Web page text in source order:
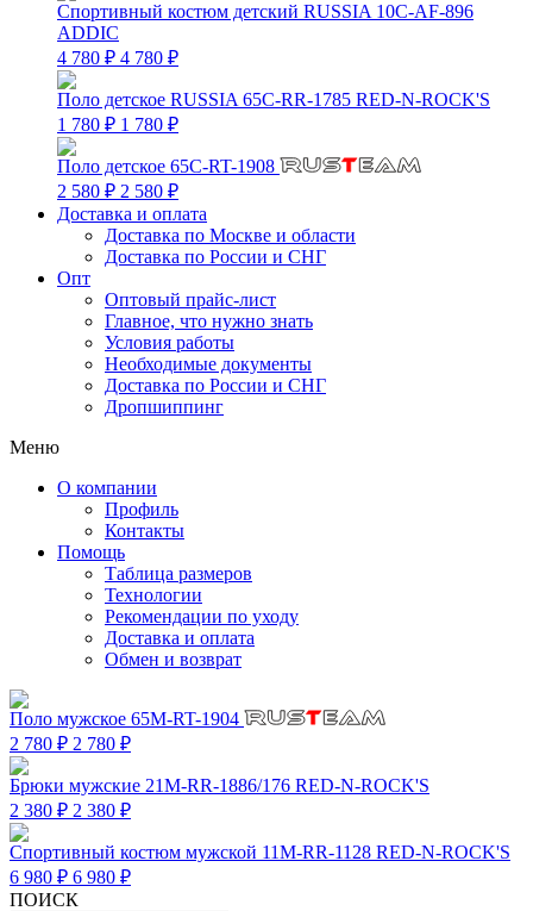
Спортивный костюм детский RUSSIA 10C-AF-896
ADDIC
4 780 ₽ 4 780 ₽
Поло детское RUSSIA 65C-RR-1785 RED-N-ROCK'S
1 780 ₽ 1 780 ₽
Поло детское 65C-RT-1908
2 580 ₽ 2 580 ₽
Доставка и оплата
Доставка по Москве и области
Доставка по России и СНГ
Опт
Оптовый прайс-лист
Главное, что нужно знать
Условия работы
Необходимые документы
Доставка по России и СНГ
Дропшиппинг
Меню
О компании
Профиль
Контакты
Помощь
Таблица размеров
Технологии
Рекомендации по уходу
Доставка и оплата
Обмен и возврат
Поло мужское 65M-RT-1904
2 780 ₽ 2 780 ₽
Брюки мужские 21M-RR-1886/176 RED-N-ROCK'S
2 380 ₽ 2 380 ₽
Спортивный костюм мужской 11M-RR-1128 RED-N-ROCK'S
6 980 ₽ 6 980 ₽
ПОИСК